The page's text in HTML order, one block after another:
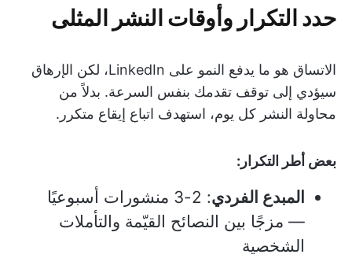
حدد التكرار وأوقات النشر المثلى
الاتساق هو ما يدفع النمو على LinkedIn، لكن الإرهاق
سيؤدي إلى توقف تقدمك بنفس السرعة. بدلاً من
محاولة النشر كل يوم، استهدف اتباع إيقاع متكرر.
بعض أطر التكرار:
المبدع الفردي
: 2-3 منشورات أسبوعيًا
— مزجًا بين النصائح القيّمة والتأملات
الشخصية